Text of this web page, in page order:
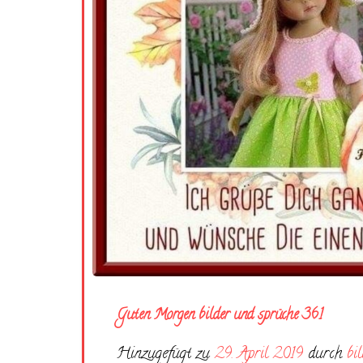
Guten Morgen bilder und sprüche 361
Hinzugefügt zu29. April 2019 durch